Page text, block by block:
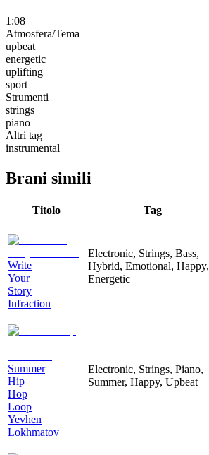
1:08
Atmosfera/Tema
upbeat
energetic
uplifting
sport
Strumenti
strings
piano
Altri tag
instrumental
Brani simili
Titolo Tag
Write
Your
Story
Infraction
Electronic, Strings, Bass,
Hybrid, Emotional, Happy,
Energetic
Summer
Hip
Hop
Loop
Yevhen
Lokhmatov
Electronic, Strings, Piano,
Summer, Happy, Upbeat